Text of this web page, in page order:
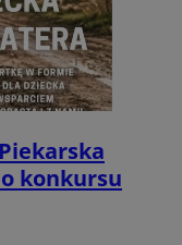
konkursu